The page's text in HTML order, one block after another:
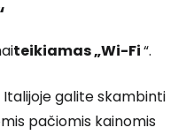
teikiamas „Wi-Fi“.
Italijoje galite skambinti
pačiomis kainomis